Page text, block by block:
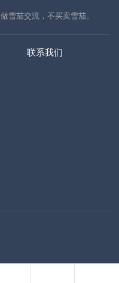
雪茄交流，不买卖雪茄。
联系我们